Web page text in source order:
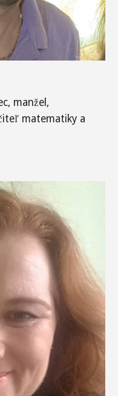
manžel,
matematiky a